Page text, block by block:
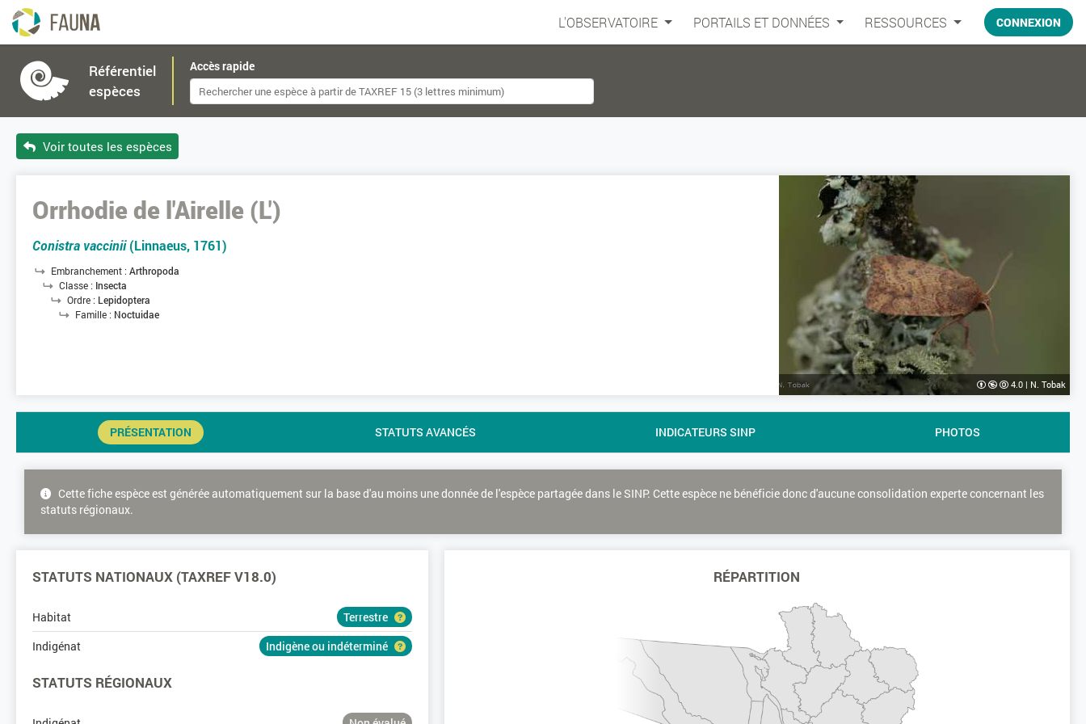
L'OBSERVATOIRE PORTAILS ET DONNÉES RESSOURCES CONNEXION
Référentiel
espèces
Accès rapide
Voir toutes les espèces
Orrhodie de l'Airelle (L')
Conistra vaccinii(Linnaeus, 1761)
Embranchement : Arthropoda
Classe : Insecta
Ordre : Lepidoptera
Famille : Noctuidae
4.0 | N. Tobak
PRÉSENTATION STATUTS AVANCÉS INDICATEURS SINP PHOTOS
Cette fiche espèce est générée automatiquement sur la base d'au moins une donnée de l'espèce partagée dans le SINP. Cette espèce ne bénéficie donc d'aucune consolidation experte concernant les
statuts régionaux.
RÉPARTITION
STATUTS NATIONAUX (TAXREF V18.0)
Habitat
Terrestre
Indigénat
Indigène ou indéterminé
STATUTS RÉGIONAUX